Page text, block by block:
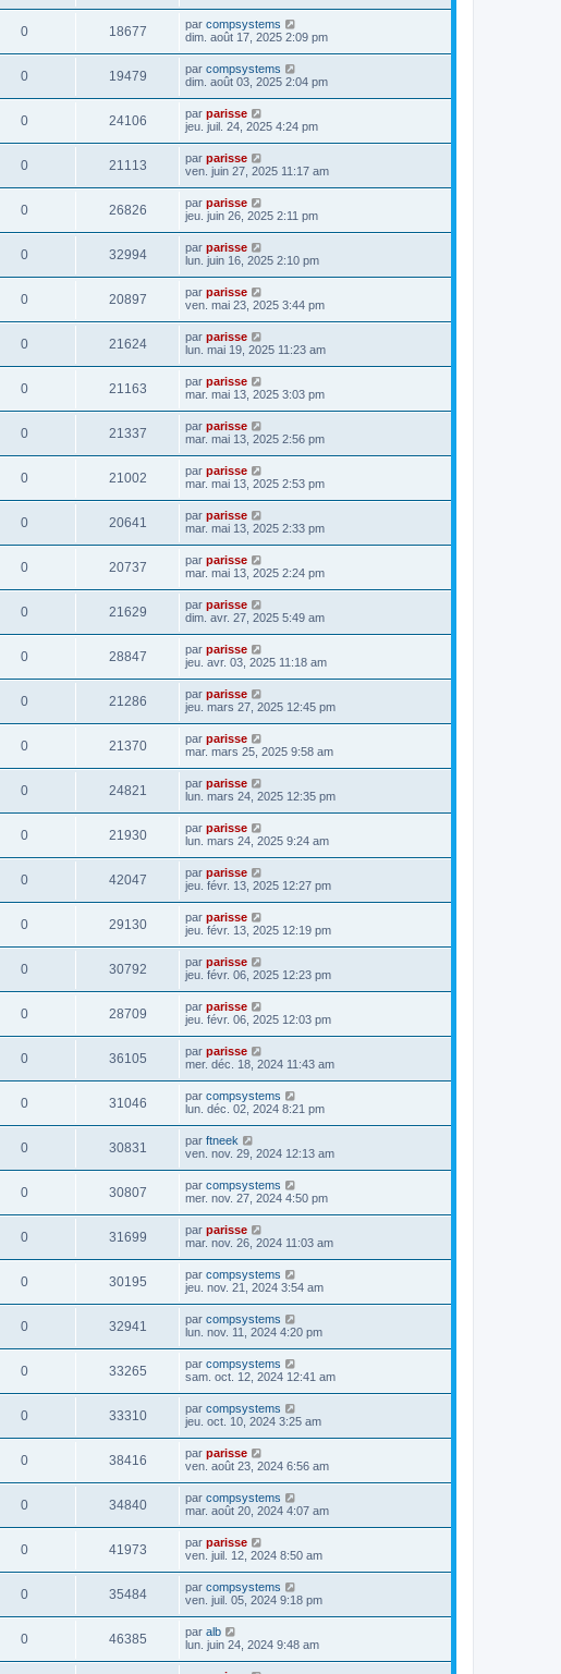
0 18677 par compsystems
dim. août 17, 2025 2:09 pm
0 19479 par compsystems
dim. août 03, 2025 2:04 pm
0 24106 par parisse
jeu. juil. 24, 2025 4:24 pm
0 21113 par parisse
ven. juin 27, 2025 11:17 am
0 26826 par parisse
jeu. juin 26, 2025 2:11 pm
0 32994 par parisse
lun. juin 16, 2025 2:10 pm
0 20897 par parisse
ven. mai 23, 2025 3:44 pm
0 21624 par parisse
lun. mai 19, 2025 11:23 am
0 21163 par parisse
mar. mai 13, 2025 3:03 pm
0 21337 par parisse
mar. mai 13, 2025 2:56 pm
0 21002 par parisse
mar. mai 13, 2025 2:53 pm
0 20641 par parisse
mar. mai 13, 2025 2:33 pm
0 20737 par parisse
mar. mai 13, 2025 2:24 pm
0 21629 par parisse
dim. avr. 27, 2025 5:49 am
0 28847 par parisse
jeu. avr. 03, 2025 11:18 am
0 21286 par parisse
jeu. mars 27, 2025 12:45 pm
0 21370 par parisse
mar. mars 25, 2025 9:58 am
0 24821 par parisse
lun. mars 24, 2025 12:35 pm
0 21930 par parisse
lun. mars 24, 2025 9:24 am
0 42047 par parisse
jeu. févr. 13, 2025 12:27 pm
0 29130 par parisse
jeu. févr. 13, 2025 12:19 pm
0 30792 par parisse
jeu. févr. 06, 2025 12:23 pm
0 28709 par parisse
jeu. févr. 06, 2025 12:03 pm
0 36105 par parisse
mer. déc. 18, 2024 11:43 am
0 31046 par compsystems
lun. déc. 02, 2024 8:21 pm
0 30831 par ftneek
ven. nov. 29, 2024 12:13 am
0 30807 par compsystems
mer. nov. 27, 2024 4:50 pm
0 31699 par parisse
mar. nov. 26, 2024 11:03 am
0 30195 par compsystems
jeu. nov. 21, 2024 3:54 am
0 32941 par compsystems
lun. nov. 11, 2024 4:20 pm
0 33265 par compsystems
sam. oct. 12, 2024 12:41 am
0 33310 par compsystems
jeu. oct. 10, 2024 3:25 am
0 38416 par parisse
ven. août 23, 2024 6:56 am
0 34840 par compsystems
mar. août 20, 2024 4:07 am
0 41973 par parisse
ven. juil. 12, 2024 8:50 am
0 35484 par compsystems
ven. juil. 05, 2024 9:18 pm
0 46385 par alb
lun. juin 24, 2024 9:48 am